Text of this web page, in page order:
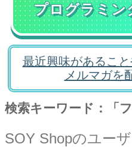
プログラミン
最近興味があるこ
メルマガを
検索キーワード：「